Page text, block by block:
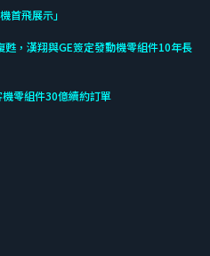
首飛展示」
，漢翔與GE簽定發動機零組件10年長
零組件30億續約訂單